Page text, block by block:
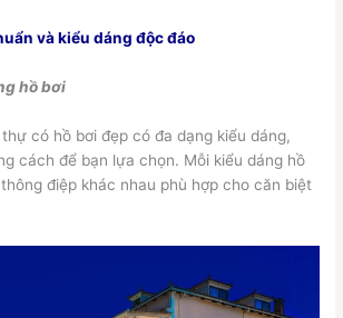
và kiểu dáng độc đáo
hồ bơi
có hồ bơi đẹp có đa dạng kiểu dáng,
cách để bạn lựa chọn. Mỗi kiểu dáng hồ
điệp khác nhau phù hợp cho căn biệt